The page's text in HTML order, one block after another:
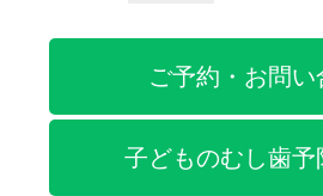
ご予約・お問い
子どものむし歯予